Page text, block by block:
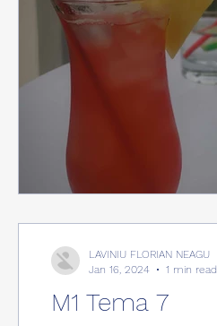
M1 Tema 7
LAVINIU FLORIAN NEAGU
Jan 16, 2024
1 min read